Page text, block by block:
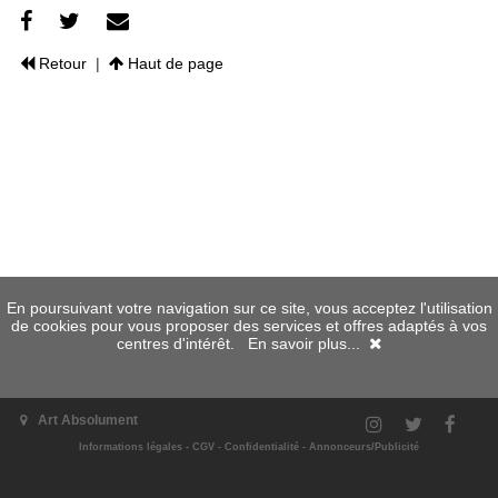
Retour| Haut de page
Art Absolument
Informations légales - CGV - Confidentialité - Annonceurs/Publicité
En poursuivant votre navigation sur ce site, vous acceptez l'utilisation
de cookies pour vous proposer des services et offres adaptés à vos
centres d'intérêt. En savoir plus...